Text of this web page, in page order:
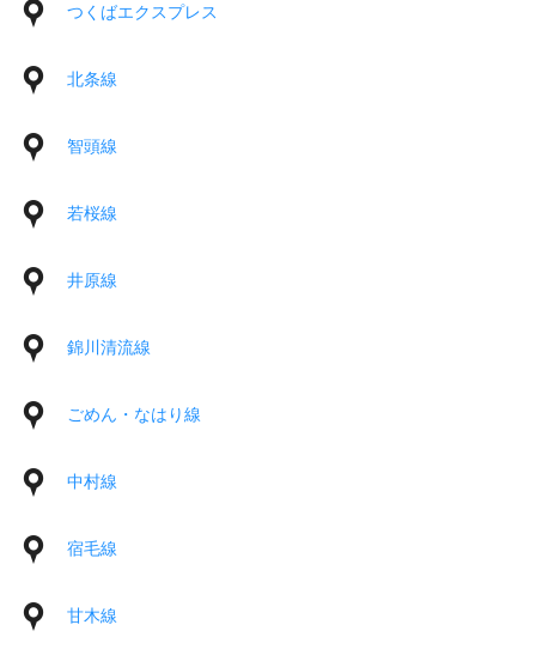
つくばエクスプレス
北条線
智頭線
若桜線
井原線
錦川清流線
ごめん・なはり線
中村線
宿毛線
甘木線